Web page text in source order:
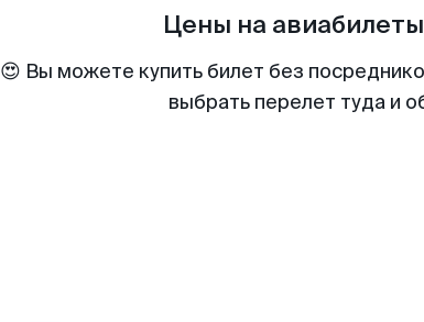
Цены на авиабилеты
😍 Вы можете купить билет без
выбрать перелет туда и